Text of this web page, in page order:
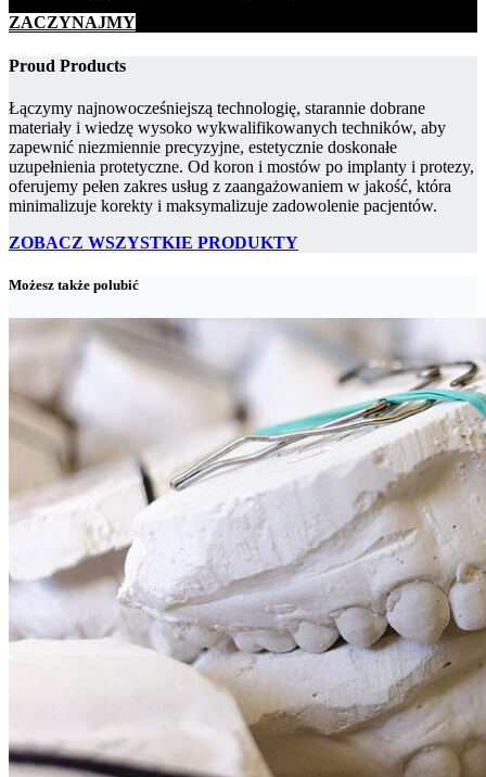
ZACZYNAJMY
Proud Products
Łączymy najnowocześniejszą technologię, starannie dobrane
materiały i wiedzę wysoko wykwalifikowanych techników, aby
zapewnić niezmiennie precyzyjne, estetycznie doskonałe
uzupełnienia protetyczne. Od koron i mostów po implanty i protezy,
oferujemy pełen zakres usług z zaangażowaniem w jakość, która
minimalizuje korekty i maksymalizuje zadowolenie pacjentów.
ZOBACZ WSZYSTKIE PRODUKTY
Możesz także polubić